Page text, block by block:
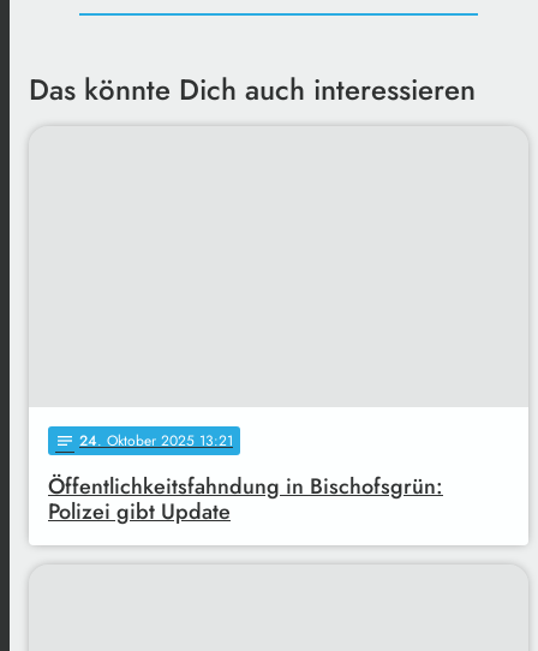
Das könnte Dich auch interessieren
notes 24. Oktober 2025 13:21
Öffentlichkeitsfahndung in Bischofsgrün:
Polizei gibt Update